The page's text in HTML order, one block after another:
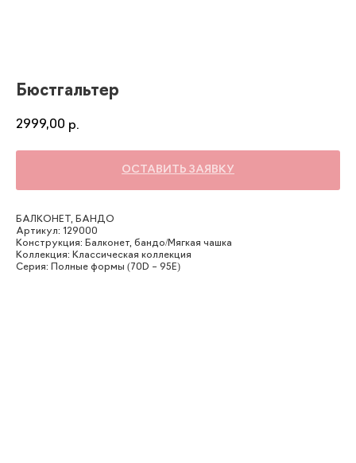
Бюстгальтер
2999,00 р.
ОСТАВИТЬ ЗАЯВКУ
БАЛКОНЕТ, БАНДО
Артикул: 129000
Конструкция: Балконет, бандо/Мягкая чашка
Коллекция: Классическая коллекция
Серия: Полные формы (70D – 95E)